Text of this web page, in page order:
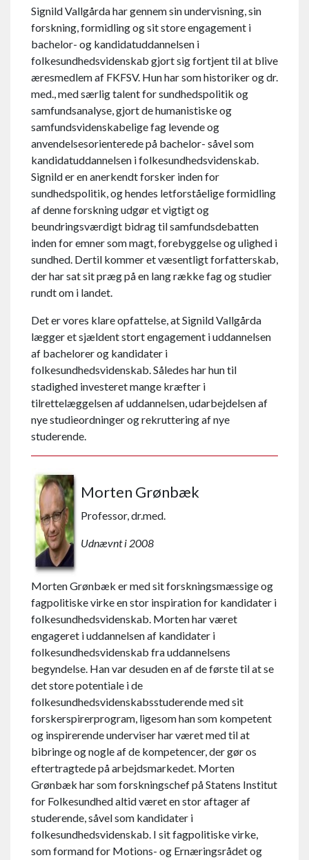
Signild Vallgårda har gennem sin undervisning, sin
forskning, formidling og sit store engagement i
bachelor- og kandidatuddannelsen i
folkesundhedsvidenskab gjort sig fortjent til at blive
æresmedlem af FKFSV. Hun har som historiker og dr.
med., med særlig talent for sundhedspolitik og
samfundsanalyse, gjort de humanistiske og
samfundsvidenskabelige fag levende og
anvendelsesorienterede på bachelor- såvel som
kandidatuddannelsen i folkesundhedsvidenskab.
Signild er en anerkendt forsker inden for
sundhedspolitik, og hendes letforståelige formidling
af denne forskning udgør et vigtigt og
beundringsværdigt bidrag til samfundsdebatten
inden for emner som magt, forebyggelse og ulighed i
sundhed. Dertil kommer et væsentligt forfatterskab,
der har sat sit præg på en lang række fag og studier
rundt om i landet.
Det er vores klare opfattelse, at Signild Vallgårda
lægger et sjældent stort engagement i uddannelsen
af bachelorer og kandidater i
folkesundhedsvidenskab. Således har hun til
stadighed investeret mange kræfter i
tilrettelæggelsen af uddannelsen, udarbejdelsen af
nye studieordninger og rekruttering af nye
studerende.
Morten Grønbæk
Professor, dr.med.
Udnævnt i 2008
Morten Grønbæk er med sit forskningsmæssige og
fagpolitiske virke en stor inspiration for kandidater i
folkesundhedsvidenskab. Morten har været
engageret i uddannelsen af kandidater i
folkesundhedsvidenskab fra uddannelsens
begyndelse. Han var desuden en af de første til at se
det store potentiale i de
folkesundhedsvidenskabsstuderende med sit
forskerspirerprogram, ligesom han som kompetent
og inspirerende underviser har været med til at
bibringe og nogle af de kompetencer, der gør os
eftertragtede på arbejdsmarkedet. Morten
Grønbæk har som forskningschef på Statens Institut
for Folkesundhed altid været en stor aftager af
studerende, såvel som kandidater i
folkesundhedsvidenskab. I sit fagpolitiske virke,
som formand for Motions- og Ernæringsrådet og